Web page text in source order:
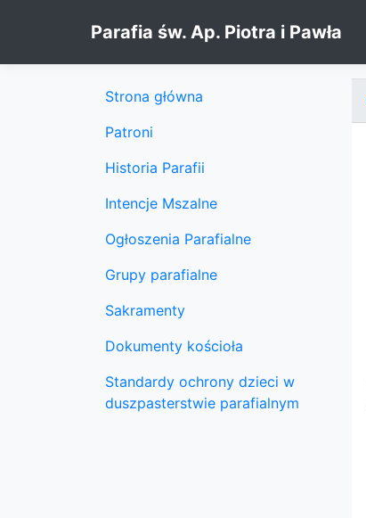
Parafia św. Ap. Piotra i Pawła
Strona główna
Patroni
Historia Parafii
Intencje Mszalne
Ogłoszenia Parafialne
Grupy parafialne
Sakramenty
Dokumenty kościoła
Standardy ochrony dzieci w
duszpasterstwie parafialnym